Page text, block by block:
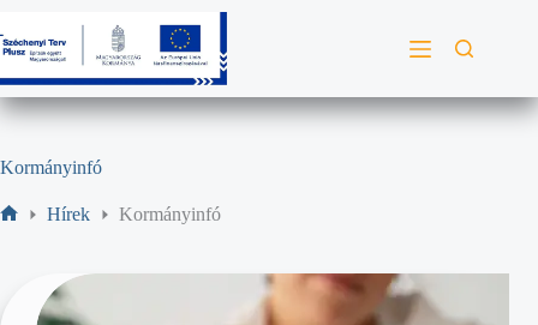
Kormányinfó
Hírek Kormányinfó